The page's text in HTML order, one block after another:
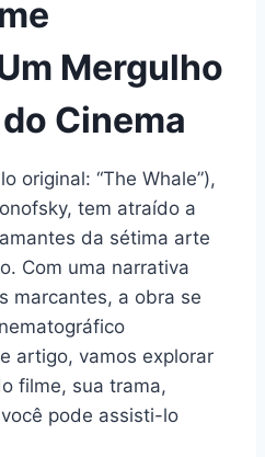
Mergulho
Cinema
original: “The Whale”),
tem atraído a
da sétima arte
Com uma narrativa
marcantes, a obra se
artigo, vamos explorar
filme, sua trama,
pode assisti-lo